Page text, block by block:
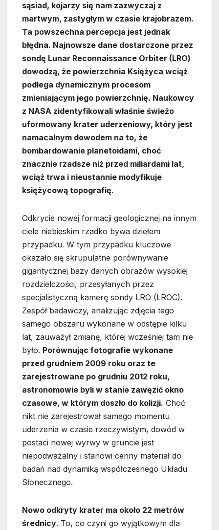
sąsiad, kojarzy się nam zazwyczaj z
martwym, zastygłym w czasie krajobrazem.
Ta powszechna percepcja jest jednak
błędna. Najnowsze dane dostarczone przez
sondę Lunar Reconnaissance Orbiter (LRO)
dowodzą, że powierzchnia Księżyca wciąż
podlega dynamicznym procesom
zmieniającym jego powierzchnię. Naukowcy
z NASA zidentyfikowali właśnie świeżo
uformowany krater uderzeniowy, który jest
namacalnym dowodem na to, że
bombardowanie planetoidami, choć
znacznie rzadsze niż przed miliardami lat,
wciąż trwa i nieustannie modyfikuje
księżycową topografię.
Odkrycie nowej formacji geologicznej na innym
ciele niebieskim rzadko bywa dziełem
przypadku. W tym przypadku kluczowe
okazało się skrupulatne porównywanie
gigantycznej bazy danych obrazów wysokiej
rozdzielczości, przesyłanych przez
specjalistyczną kamerę sondy LRO (LROC).
Zespół badawczy, analizując zdjęcia tego
samego obszaru wykonane w odstępie kilku
lat, zauważył zmianę, której wcześniej tam nie
było. Porównując fotografie wykonane
przed grudniem 2009 roku oraz te
zarejestrowane po grudniu 2012 roku,
astronomowie byli w stanie zawęzić okno
czasowe, w którym doszło do kolizji. Choć
nikt nie zarejestrował samego momentu
uderzenia w czasie rzeczywistym, dowód w
postaci nowej wyrwy w gruncie jest
niepodważalny i stanowi cenny materiał do
badań nad dynamiką współczesnego Układu
Słonecznego.
Nowo odkryty krater ma około 22 metrów
średnicy. To, co czyni go wyjątkowym dla